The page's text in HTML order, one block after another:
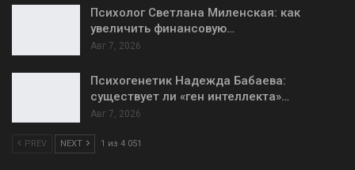
Психолог Светлана Миленская: как
увеличить финансовую…
Авг 7, 2026
Психогенетик Надежда Бабаева:
существует ли «ген интеллекта»…
Авг 7, 2026
PREV NEXT 1 из 4 051